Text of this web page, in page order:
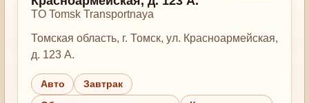
TO Tomsk Transportnaya
Томская область, г. Томск, ул. Красноармейская,
д. 123 А.
Авто Завтрак